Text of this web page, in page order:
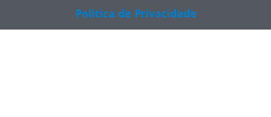
Política de Privacidade